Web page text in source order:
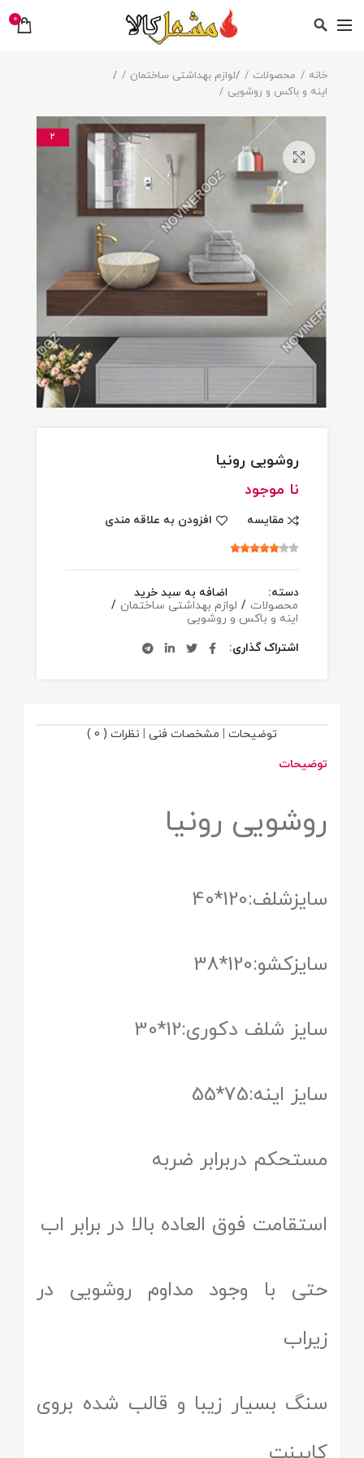
0
خانه محصولات /لوازم بهداشتی ساختمان
/
اینه و باکس و روشویی
2
بزرگنمایی تصویر
روشویی رونیا
نا موجود
مقایسه افزودن به علاقه مندی
اضافه به سبد خرید
دسته:
محصولات / لوازم بهداشتی ساختمان /
اینه و باکس و روشویی
اشتراک گذاری
توضیحات | مشخصات فنی | نظرات ( 0 )
توضیحات
روشویی رونیا
سایزشلف:120*40
سایزکشو:120*38
سایز شلف دکوری:12*30
سایز اینه:75*55
مستحکم دربرابر ضربه
استقامت فوق العاده بالا در برابر اب
حتی با وجود مداوم روشویی در
زیراب
سنگ بسیار زیبا و قالب شده بروی